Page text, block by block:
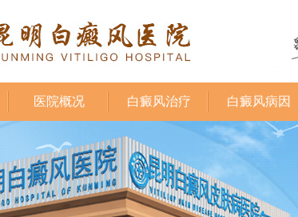
医院概况 白癜风治疗 白癜风病因